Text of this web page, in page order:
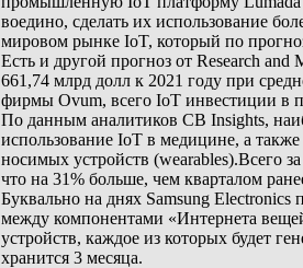
воедино, сделать их использование
мировом рынке IoT, который по
Есть и другой прогноз от Research
661,74 млрд долл к 2021 году при
фирмы Ovum, всего IoT инвестиции в
По данным аналитиков CB Insights,
использование IoT в медицине, а
носимых устройств (wearables).Всего
что на 31% больше, чем кварталом
Буквально на днях Samsung
между компонентами «Интернета
устройств, каждое из которых будет
хранится 3 месяца.